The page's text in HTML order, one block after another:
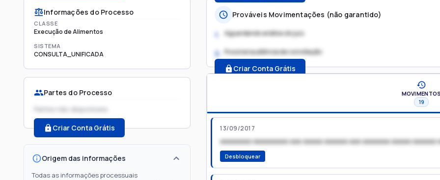
Informações do Processo
CLASSE
Execução de Alimentos
SISTEMA
CONSULTA_UNIFICADA
Partes do Processo
Partes não disponíveis
Criar Conta Grátis
Origem das informações
Todas as informações processuais
Prováveis Movimentações (não garantido)
1. Aguardando análise do juiz
2. Possível audiência de conciliação
Criar Conta Grátis
MOVIMENTOS
19
13/09/2017
xxxxxxxx xxxxxxxxx xxx xxxxx xxxxxx xxx xxxxxxx xxxxx xxxxxx
Desbloquear